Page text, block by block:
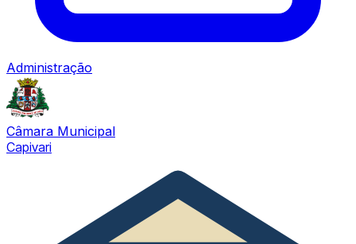
Administração
Câmara Municipal
Capivari